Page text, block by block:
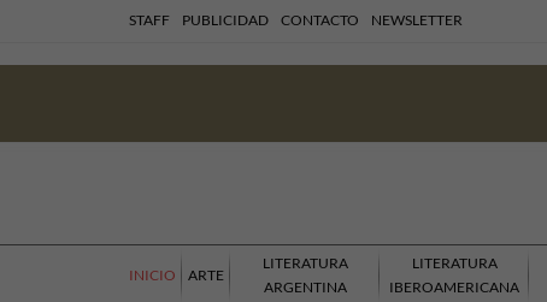
STAFF PUBLICIDAD CONTACTO NEWSLETTER
INICIO ARTE
LITERATURA
ARGENTINA
LITERATURA
IBEROAMERICANA